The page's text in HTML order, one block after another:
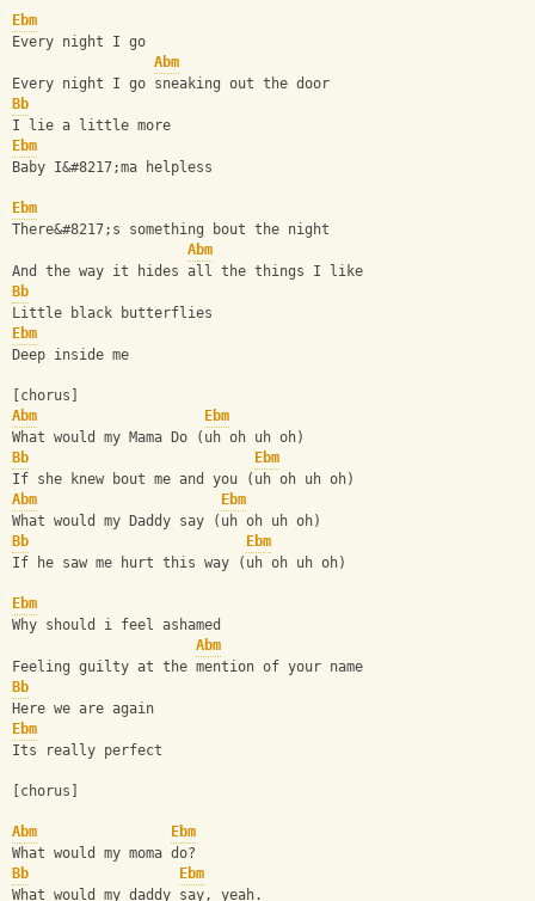
Ebm
Every night I go
Abm
Every night I go sneaking out the door
Bb
I lie a little more
Ebm
Baby I&#8217;ma helpless
Ebm
There&#8217;s something bout the night
Abm
And the way it hides all the things I like
Bb
Little black butterflies
Ebm
Deep inside me
[chorus]
Abm
Ebm
What would my Mama Do (uh oh uh oh)
Bb
Ebm
If she knew bout me and you (uh oh uh oh)
Abm
Ebm
What would my Daddy say (uh oh uh oh)
Bb
Ebm
If he saw me hurt this way (uh oh uh oh)
Ebm
Why should i feel ashamed
Abm
Feeling guilty at the mention of your name
Bb
Here we are again
Ebm
Its really perfect
[chorus]
Abm
Ebm
What would my moma do?
Bb
Ebm
What would my daddy say, yeah.